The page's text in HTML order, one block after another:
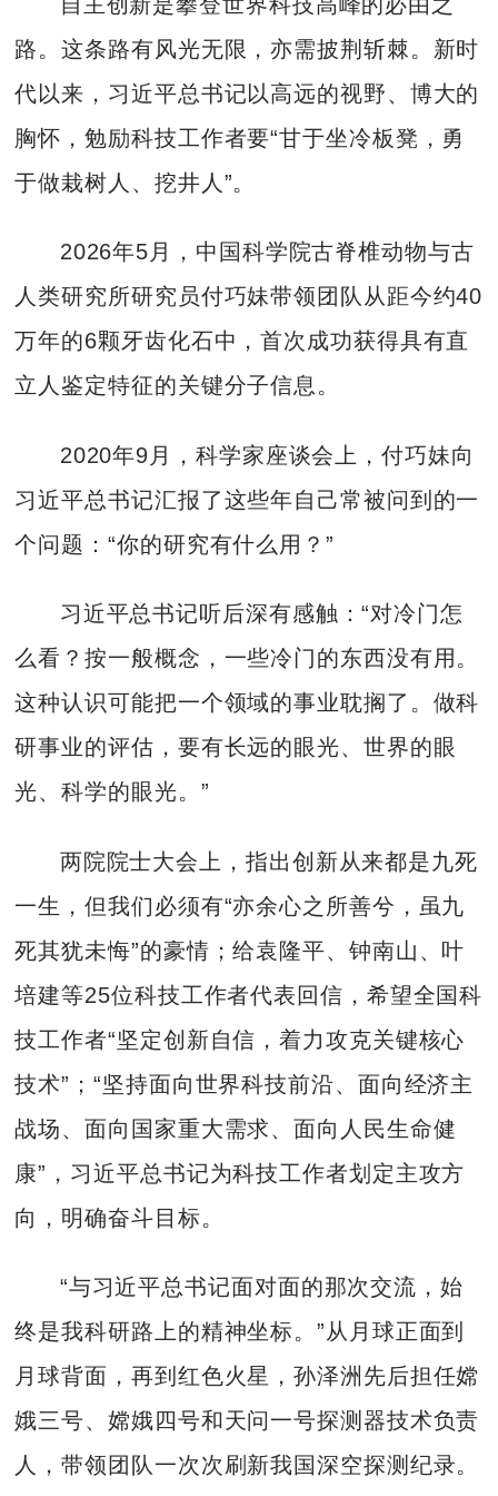
路。这条路有风光无限，亦需披荆斩棘。新时
代以来，习近平总书记以高远的视野、博大的
胸怀，勉励科技工作者要“甘于坐冷板凳，勇
于做栽树人、挖井人”。
2026年5月，中国科学院古脊椎动物与古
人类研究所研究员付巧妹带领团队从距今约40
万年的6颗牙齿化石中，首次成功获得具有直
立人鉴定特征的关键分子信息。
2020年9月，科学家座谈会上，付巧妹向
习近平总书记汇报了这些年自己常被问到的一
个问题：“你的研究有什么用？”
习近平总书记听后深有感触：“对冷门怎
么看？按一般概念，一些冷门的东西没有用。
这种认识可能把一个领域的事业耽搁了。做科
研事业的评估，要有长远的眼光、世界的眼
光、科学的眼光。”
两院院士大会上，指出创新从来都是九死
一生，但我们必须有“亦余心之所善兮，虽九
死其犹未悔”的豪情；给袁隆平、钟南山、叶
培建等25位科技工作者代表回信，希望全国科
技工作者“坚定创新自信，着力攻克关键核心
技术”；“坚持面向世界科技前沿、面向经济主
战场、面向国家重大需求、面向人民生命健
康”，习近平总书记为科技工作者划定主攻方
向，明确奋斗目标。
“与习近平总书记面对面的那次交流，始
终是我科研路上的精神坐标。”从月球正面到
月球背面，再到红色火星，孙泽洲先后担任嫦
娥三号、嫦娥四号和天问一号探测器技术负责
人，带领团队一次次刷新我国深空探测纪录。